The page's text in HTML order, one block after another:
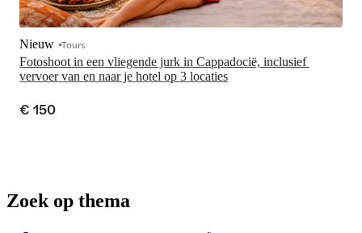
Fotoshoot in een vliegende jurk in Cappadocië, inclusief
vervoer van en naar je hotel op 3 locaties
Nieuw Tours
€ 150
Zoek op thema